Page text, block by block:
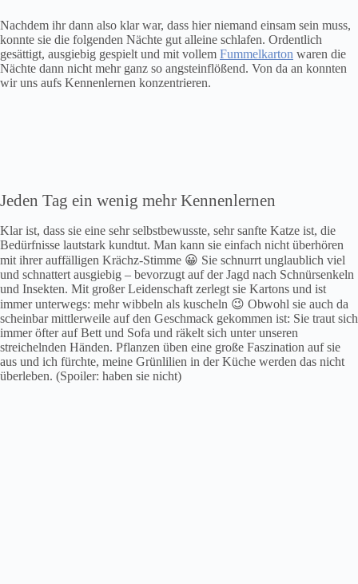
Nachdem ihr dann also klar war, dass hier niemand einsam sein muss,
konnte sie die folgenden Nächte gut alleine schlafen. Ordentlich
gesättigt, ausgiebig gespielt und mit vollem Fummelkarton waren die
Nächte dann nicht mehr ganz so angsteinflößend. Von da an konnten
wir uns aufs Kennenlernen konzentrieren.
Jeden Tag ein wenig mehr Kennenlernen
Klar ist, dass sie eine sehr selbstbewusste, sehr sanfte Katze ist, die
Bedürfnisse lautstark kundtut. Man kann sie einfach nicht überhören
mit ihrer auffälligen Krächz-Stimme 😀 Sie schnurrt unglaublich viel
und schnattert ausgiebig – bevorzugt auf der Jagd nach Schnürsenkeln
und Insekten. Mit großer Leidenschaft zerlegt sie Kartons und ist
immer unterwegs: mehr wibbeln als kuscheln 😉 Obwohl sie auch da
scheinbar mittlerweile auf den Geschmack gekommen ist: Sie traut sich
immer öfter auf Bett und Sofa und räkelt sich unter unseren
streichelnden Händen. Pflanzen üben eine große Faszination auf sie
aus und ich fürchte, meine Grünlilien in der Küche werden das nicht
überleben. (Spoiler: haben sie nicht)